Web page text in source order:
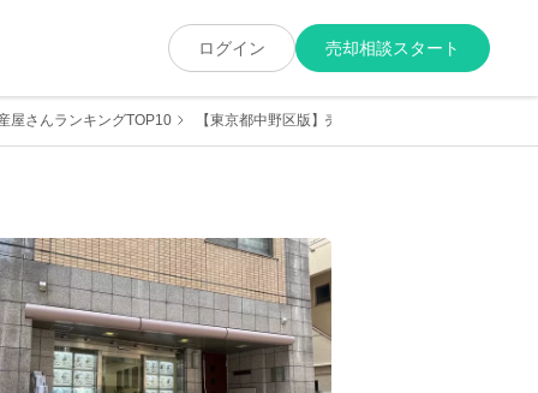
ログイン 売却相談スタート
屋さんランキングTOP10 【東京都中野区版】売却に強くて実績が豊富な地元